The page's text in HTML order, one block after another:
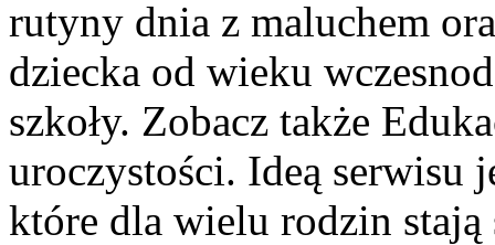
rutyny dnia z maluchem
dziecka od wieku
szkoły. Zobacz także
uroczystości. Ideą serwisu
które dla wielu rodzin